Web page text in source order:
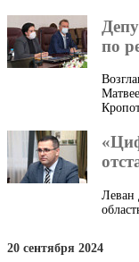
по
Леван
20 сентября 2024